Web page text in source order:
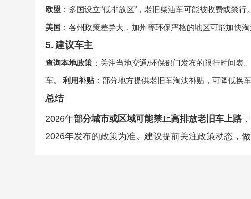
欧盟 ：多国设立“低排放区”，老旧柴油车可能被收费或禁行。
美国 ：各州政策差异大，加州等环保严格的地区可能加快淘
5. 建议车主
查询本地政策 ：关注当地交通/环保部门发布的限行时间表。
车。 利用补贴：部分地方提供老旧车淘汰补贴，可降低换车
总结
2026年部分城市或区域可能禁止高排放老旧车上路
2026年发布的政策为准。建议提前关注政策动态，做